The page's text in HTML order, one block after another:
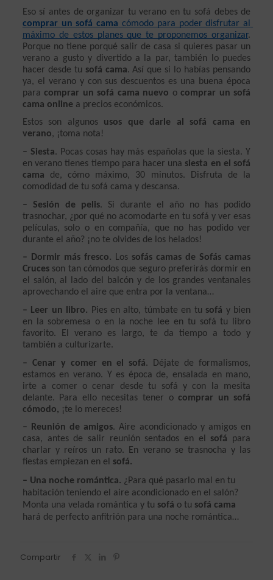
comprar un sofá cama cómodo para poder disfrutar al
máximo de estos planes que te proponemos organizar.
Porque no tiene porqué salir de casa si quieres pasar un
verano a gusto y divertido a la par, también lo puedes
hacer desde tu sofá cama. Así que si lo habías pensando
ya, el verano y con sus descuentos es una buena época
para comprar un sofá cama nuevo o comprar un sofá
cama online a precios económicos.
Estos son algunos usos que darle al sofá cama en
verano, ¡toma nota!
– Siesta. Pocas cosas hay más españolas que la siesta. Y
en verano tienes tiempo para hacer una siesta en el sofá
cama de, cómo máximo, 30 minutos. Disfruta de la
comodidad de tu sofá cama y descansa.
– Sesión de pelis. Si durante el año no has podido
trasnochar, ¿por qué no acomodarte en tu sofá y ver esas
películas, solo o en compañía, que no has podido ver
durante el año? ¡no te olvides de los helados!
– Dormir más fresco. Los sofás camas de Sofás camas
Cruces son tan cómodos que seguro preferirás dormir en
el salón, al lado del balcón y de los grandes ventanales
aprovechando el aire que entra por la ventana…
– Leer un libro. Pies en alto, túmbate en tu sofá y bien
en la sobremesa o en la noche lee en tu sofá tu libro
favorito. El verano es largo, te da tiempo a todo y
también a culturizarte.
– Cenar y comer en el sofá. Déjate de formalismos,
estamos en verano. Y es época de, ensalada en mano,
irte a comer o cenar desde tu sofá y con la mesita
delante. Para ello necesitas tener o comprar un sofá
cómodo, ¡te lo mereces!
– Reunión de amigos. Aire acondicionado y amigos en
casa, antes de salir reunión sentados en el sofá para
charlar y reíros un rato. En verano se trasnocha y las
fiestas empiezan en el sofá.
– Una noche romántica. ¿Para qué pasarlo mal en tu
habitación teniendo el aire acondicionado en el salón?
Monta una velada romántica y tu sofá o tu sofá cama
hará de perfecto anfitrión para una noche romántica…
Compartir